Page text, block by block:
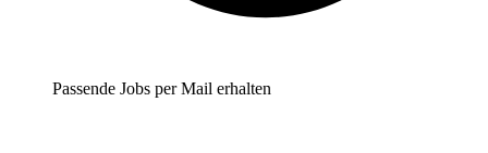
Passende Jobs per Mail erhalten